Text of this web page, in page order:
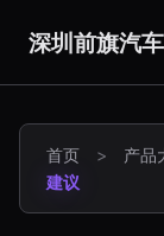
深圳前旗汽
首页 > 产品
建议